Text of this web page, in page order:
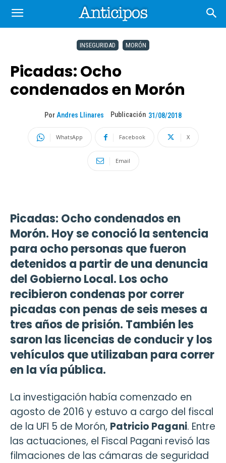
INSEGURIDAD MORÓN
Picadas: Ocho
condenados en Morón
Por Andres Llinares Publicación 31/08/2018
WhatsApp Facebook X
Email
Picadas: Ocho condenados en
Morón. Hoy se conoció la sentencia
para ocho personas que fueron
detenidos a partir de una denuncia
del Gobierno Local. Los ocho
recibieron condenas por correr
picadas con penas de seis meses a
tres años de prisión. También les
saron las licencias de conducir y los
vehículos que utilizaban para correr
en la vía pública.
La investigación había comenzado en
agosto de 2016 y estuvo a cargo del fiscal
de la UFI 5 de Morón, Patricio Pagani. Entre
las actuaciones, el Fiscal Pagani revisó las
filmaciones de las cámaras de seguridad